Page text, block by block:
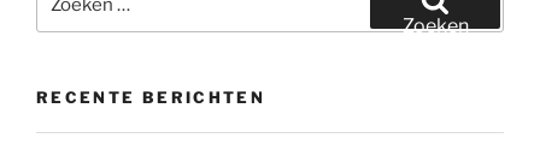
naar:
Zoeken
RECENTE BERICHTEN